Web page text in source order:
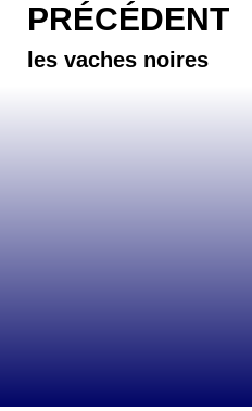
PRÉCÉDENT
les vaches noires